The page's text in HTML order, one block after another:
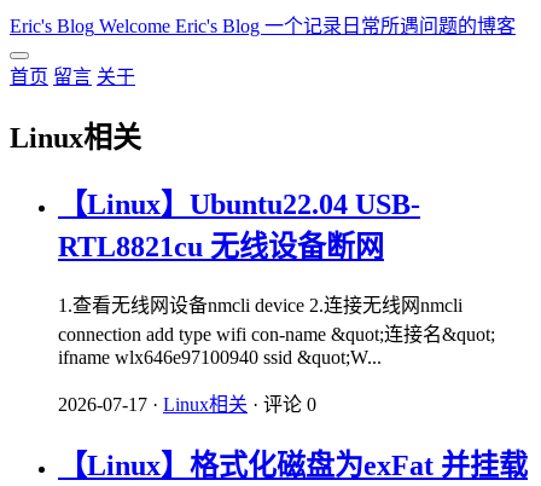
Eric's Blog Welcome Eric's Blog 一个记录日常所遇问题的博客
首页 留言 关于
Linux相关
【Linux】Ubuntu22.04 USB-
RTL8821cu 无线设备断网
1.查看无线网设备nmcli device 2.连接无线网nmcli
connection add type wifi con-name &quot;连接名&quot;
ifname wlx646e97100940 ssid &quot;W...
2026-07-17 · Linux相关 · 评论 0
【Linux】格式化磁盘为exFat 并挂载